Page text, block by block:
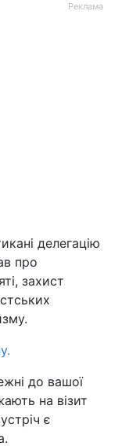
Реклама
делегацію
про
захист
до вашої
на візит
є